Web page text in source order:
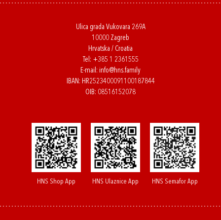
Ulica grada Vukovara 269A
10000 Zagreb
Hrvatska / Croatia
Tel: +385 1 2361555
E-mail: info@hns.family
IBAN: HR2523400091100187844
OIB: 08516152078
HNS Shop App HNS Ulaznice App HNS Semafor App